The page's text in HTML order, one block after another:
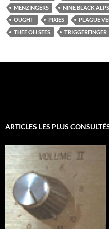
MENZINGERS
NINE BLACK ALPS
OUGHT
PIXIES PLAGUE
THEE OH SEES
TRIGGERFINGER
ARTICLES LES PLUS